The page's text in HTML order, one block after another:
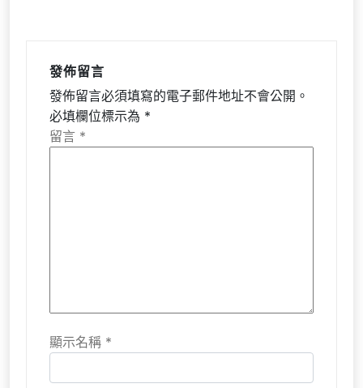
發佈留言
發佈留言必須填寫的電子郵件地址不會公開。
必填欄位標示為 *
留言 *
顯示名稱 *